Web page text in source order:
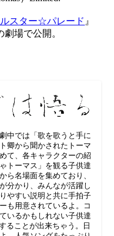
スター☆パレード 』
場で公開。
中では「歌を歌うと手に
卿から聞かされたトーマ
て、各キャラクターの紹
トーマス」を観る子供達
ら名場面を集めており、
分かり、みんなが活躍し
やすい説明と共に手拍子
も用意されているよ。コ
いるかもしれない子供達
ることが出来ちゃう。日